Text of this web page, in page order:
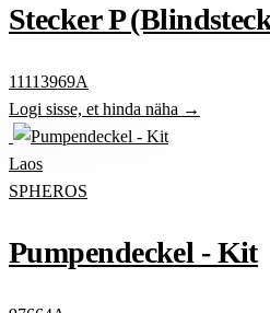
Stecker P
11113969A
Logi sisse, et hinda näha →
Laos
SPHEROS
Pumpendeckel - Kit